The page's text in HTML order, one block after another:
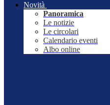
Novità
Panoramica
Le notizie
Le circolari
Calendario eventi
Albo online